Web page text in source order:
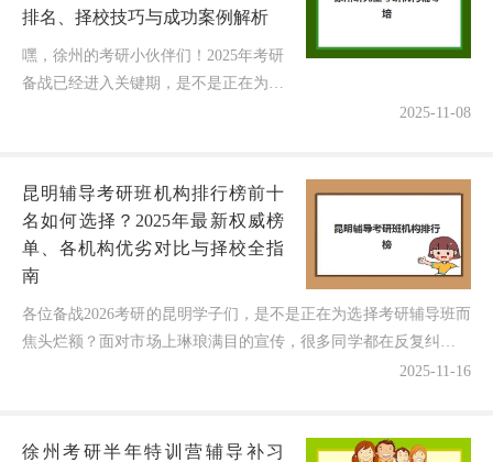
排名、择校技巧与成功案例解析
嘿，徐州的考研小伙伴们！2025年考研
备战已经进入关键期，是不是正在为选
2025-11-08
昆明辅导考研班机构排行榜前十
名如何选择？2025年最新权威榜
单、各机构优劣对比与择校全指
南
各位备战2026考研的昆明学子们，是不是正在为选择考研辅导班而
焦头烂额？面对市场上琳琅满目的宣传，很多同学都在反复纠结：
昆明辅导考研班机构排行榜前十名到底哪家靠谱？钱花得...2025-11-16
徐州考研半年特训营辅导补习